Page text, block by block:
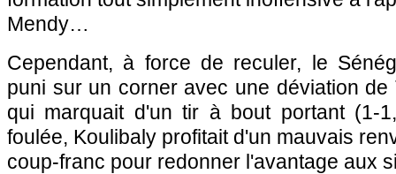
Mendy…
Cependant, à force de reculer, le
puni sur un corner avec une déviation de
qui marquait d'un tir à bout portant (1-
foulée, Koulibaly profitait d'un mauvais
coup-franc pour redonner l'avantage aux